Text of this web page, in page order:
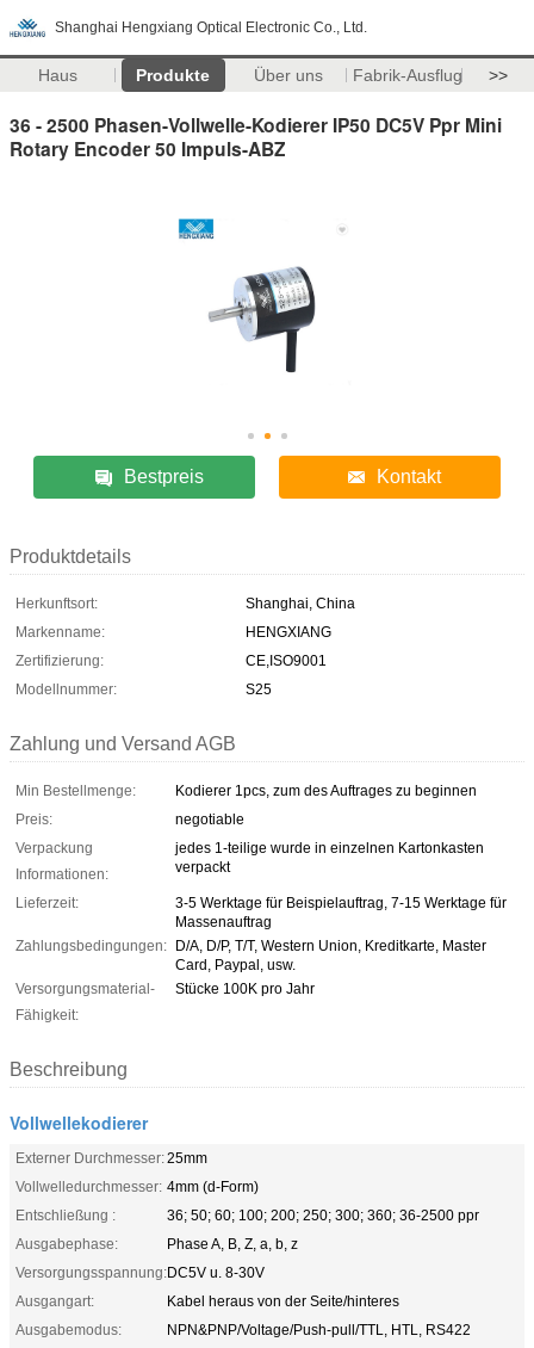
Shanghai Hengxiang Optical Electronic Co., Ltd.
Haus Produkte Über uns Fabrik-Ausflug >>
36 - 2500 Phasen-Vollwelle-Kodierer IP50 DC5V Ppr Mini
Rotary Encoder 50 Impuls-ABZ
Bestpreis Kontakt
Produktdetails
Herkunftsort:
Shanghai, China
Markenname:
HENGXIANG
Zertifizierung:
CE,ISO9001
Modellnummer:
S25
Zahlung und Versand AGB
Min Bestellmenge:
Kodierer 1pcs, zum des Auftrages zu beginnen
Preis:
negotiable
Verpackung
Informationen:
jedes 1-teilige wurde in einzelnen Kartonkasten
verpackt
Lieferzeit:
3-5 Werktage für Beispielauftrag, 7-15 Werktage für
Massenauftrag
Zahlungsbedingungen: D/A, D/P, T/T, Western Union, Kreditkarte, Master
Card, Paypal, usw.
Versorgungsmaterial-
Fähigkeit:
Stücke 100K pro Jahr
Beschreibung
Vollwellekodierer
Externer Durchmesser:25mm
Vollwelledurchmesser: 4mm (d-Form)
Entschließung :
36; 50; 60; 100; 200; 250; 300; 360; 36-2500 ppr
Ausgabephase:
Phase A, B, Z, a, b, z
Versorgungsspannung:DC5V u. 8-30V
Ausgangart:
Kabel heraus von der Seite/hinteres
Ausgabemodus:
NPN&PNP/Voltage/Push-pull/TTL, HTL, RS422